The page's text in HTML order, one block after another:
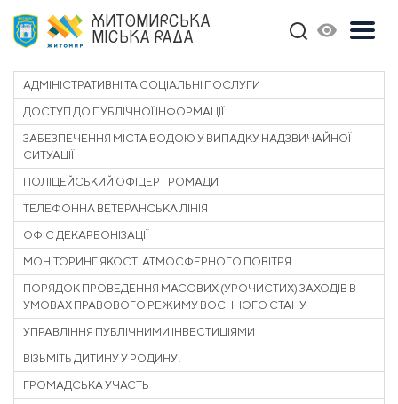
ЖИТОМИРСЬКА
МІСЬКА РАДА
АДМІНІСТРАТИВНІ ТА СОЦІАЛЬНІ ПОСЛУГИ
ДОСТУП ДО ПУБЛІЧНОЇ ІНФОРМАЦІЇ
ЗАБЕЗПЕЧЕННЯ МІСТА ВОДОЮ У ВИПАДКУ НАДЗВИЧАЙНОЇ
СИТУАЦІЇ
ПОЛІЦЕЙСЬКИЙ ОФІЦЕР ГРОМАДИ
ТЕЛЕФОННА ВЕТЕРАНСЬКА ЛІНІЯ
ОФІС ДЕКАРБОНІЗАЦІЇ
МОНІТОРИНГ ЯКОСТІ АТМОСФЕРНОГО ПОВІТРЯ
ПОРЯДОК ПРОВЕДЕННЯ МАСОВИХ (УРОЧИСТИХ) ЗАХОДІВ В
УМОВАХ ПРАВОВОГО РЕЖИМУ ВОЄННОГО СТАНУ
УПРАВЛІННЯ ПУБЛІЧНИМИ ІНВЕСТИЦІЯМИ
ВІЗЬМІТЬ ДИТИНУ У РОДИНУ!
ГРОМАДСЬКА УЧАСТЬ